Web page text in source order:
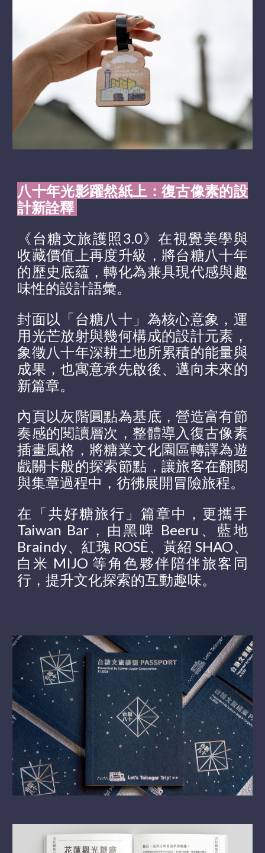
八十年光影躍然紙上：復古像素的設
計新詮釋
《台糖文旅護照3.0》在視覺美學與
收藏價值上再度升級，將台糖八十年
的歷史底蘊，轉化為兼具現代感與趣
味性的設計語彙。
封面以「台糖八十」為核心意象，運
用光芒放射與幾何構成的設計元素，
象徵八十年深耕土地所累積的能量與
成果，也寓意承先啟後、邁向未來的
新篇章。
內頁以灰階圓點為基底，營造富有節
奏感的閱讀層次，整體導入復古像素
插畫風格，將糖業文化園區轉譯為遊
戲關卡般的探索節點，讓旅客在翻閱
與集章過程中，彷彿展開冒險旅程。
在「共好糖旅行」篇章中，更攜手
Taiwan Bar，由黑啤 Beeru、藍地
Braindy、紅瑰 ROSÈ、黃紹 SHAO、
白米 MIJO 等角色夥伴陪伴旅客同
行，提升文化探索的互動趣味。